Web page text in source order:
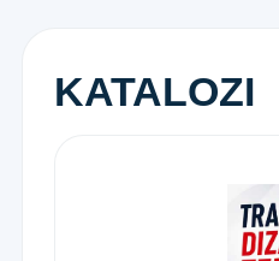
KATALOZI